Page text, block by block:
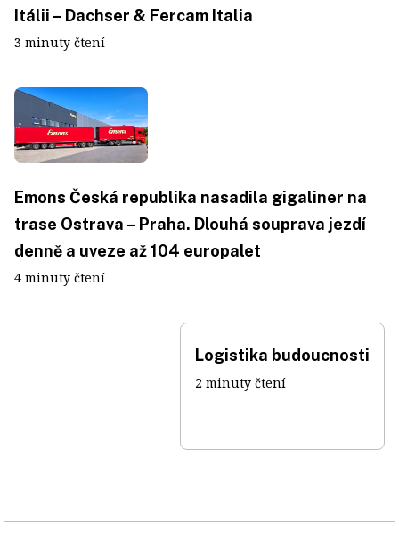
Itálii – Dachser & Fercam Italia
3 minuty čtení
Emons Česká republika nasadila gigaliner na
trase Ostrava – Praha. Dlouhá souprava jezdí
denně a uveze až 104 europalet
4 minuty čtení
Logistika budoucnosti
2 minuty čtení